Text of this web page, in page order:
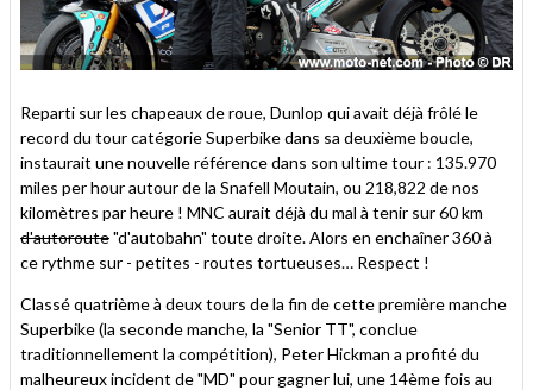
Reparti sur les chapeaux de roue, Dunlop qui avait déjà frôlé le
record du tour catégorie Superbike dans sa deuxième boucle,
instaurait une nouvelle référence dans son ultime tour : 135.970
miles per hour autour de la Snafell Moutain, ou 218,822 de nos
kilomètres par heure ! MNC aurait déjà du mal à tenir sur 60 km
d'autoroute"d'autobahn" toute droite. Alors en enchaîner 360 à
ce rythme sur - petites - routes tortueuses… Respect !
Classé quatrième à deux tours de la fin de cette première manche
Superbike (la seconde manche, la "Senior TT", conclue
traditionnellement la compétition), Peter Hickman a profité du
malheureux incident de "MD" pour gagner lui, une 14ème fois au